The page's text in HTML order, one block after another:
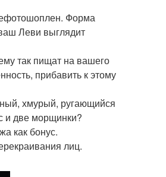
Форма
Леви выглядит
так пищат на вашего
прибавить к этому
хмурый, ругающийся
и две морщинки?
как бонус.
лиц.